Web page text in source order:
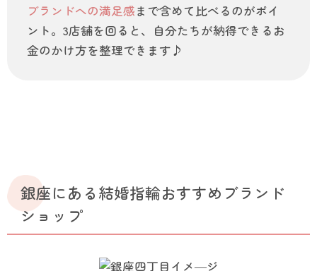
ブランドへの満足感まで含めて比べるのがポイ
ント。3店舗を回ると、自分たちが納得できるお
金のかけ方を整理できます♪
銀座にある結婚指輪おすすめブランド
ショップ